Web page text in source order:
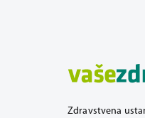
Zdravstvena